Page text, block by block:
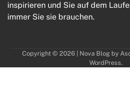
inspirieren und Sie auf dem
immer Sie sie brauchen.
Copyright © 2026 | Nova Blog by
WordPress.